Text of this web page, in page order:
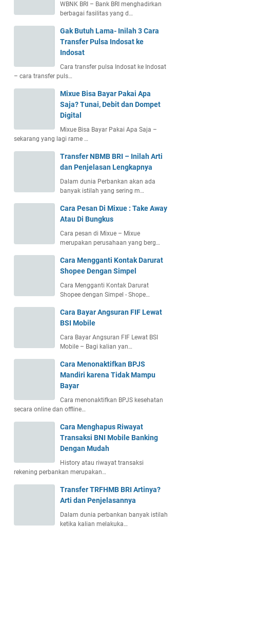
WBNK BRI – Bank BRI menghadirkan
berbagai fasilitas yang d…
Gak Butuh Lama- Inilah 3 Cara
Transfer Pulsa Indosat ke
Indosat
Cara transfer pulsa Indosat ke Indosat
– cara transfer puls…
Mixue Bisa Bayar Pakai Apa
Saja? Tunai, Debit dan Dompet
Digital
Mixue Bisa Bayar Pakai Apa Saja –
sekarang yang lagi rame …
Transfer NBMB BRI – Inilah Arti
dan Penjelasan Lengkapnya
Dalam dunia Perbankan akan ada
banyak istilah yang sering m…
Cara Pesan Di Mixue : Take Away
Atau Di Bungkus
Cara pesan di Mixue – Mixue
merupakan perusahaan yang berg…
Cara Mengganti Kontak Darurat
Shopee Dengan Simpel
Cara Mengganti Kontak Darurat
Shopee dengan Simpel - Shope…
Cara Bayar Angsuran FIF Lewat
BSI Mobile
Cara Bayar Angsuran FIF Lewat BSI
Mobile – Bagi kalian yan…
Cara Menonaktifkan BPJS
Mandiri karena Tidak Mampu
Bayar
Cara menonaktifkan BPJS kesehatan
secara online dan offline…
Cara Menghapus Riwayat
Transaksi BNI Mobile Banking
Dengan Mudah
History atau riwayat transaksi
rekening perbankan merupakan…
Transfer TRFHMB BRI Artinya?
Arti dan Penjelasannya
Dalam dunia perbankan banyak istilah
ketika kalian melakuka…